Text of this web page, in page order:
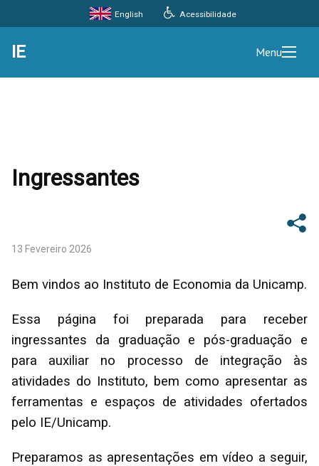
Acessibilidade
English
IE Menu
Ingressantes
13 Fevereiro 2026
Bem vindos ao Instituto de Economia da Unicamp.
Essa página foi preparada para receber
ingressantes da graduação e pós-graduação e
para auxiliar no processo de integração às
atividades do Instituto, bem como apresentar as
ferramentas e espaços de atividades ofertados
pelo IE/Unicamp.
Preparamos as apresentações em vídeo a seguir,